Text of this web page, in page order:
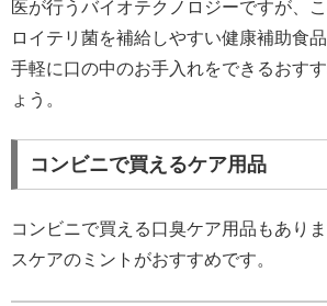
医が行うバイオテクノロジーですが、
ロイテリ菌を補給しやすい健康補助食
手軽に口の中のお手入れをできるおす
ょう。
コンビニで買えるケア用品
コンビニで買える口臭ケア用品もあり
スケアのミントがおすすめです。